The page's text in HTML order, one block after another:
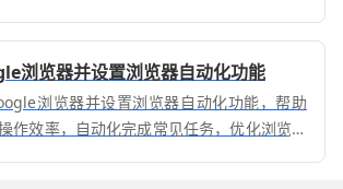
浏览器并设置浏览器自动化功能
浏览器并设置浏览器自动化功能，帮助
作效率，自动化完成常见任务，优化浏览器